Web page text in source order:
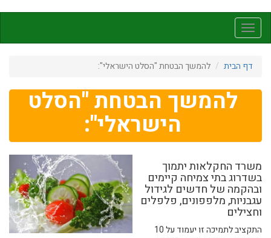
לתוכן
העיקריToggle
navigation
דף הבית
להמשך הבטחת "הסלט הישראלי":
להמשך הבטחת "הסלט
הישראלי":
משרד החקלאות יתמוך
בשדרוג בתי צמיחה קיימים
ובהקמה של חדשים לגידול
עגבניות, מלפפונים, פלפלים
וחצילים
התקציב לתמיכה זו יעמוד על 10